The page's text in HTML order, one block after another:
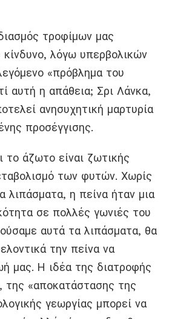
τροφίμων μας
κίνδυνο, λόγω υπερβολικών
«πρόβλημα του
αυτή η απάθεια; Σρι Λάνκα,
ανησυχητική μαρτυρία
προσέγγισης.
το άζωτο είναι ζωτικής
των φυτών. Χωρίς
λιπάσματα, η πείνα ήταν μια
σε πολλές γωνιές του
αυτά τα λιπάσματα, θα
την πείνα να
μας. Η ιδέα της διατροφής
της «αποκατάστασης της
γεωργίας μπορεί να